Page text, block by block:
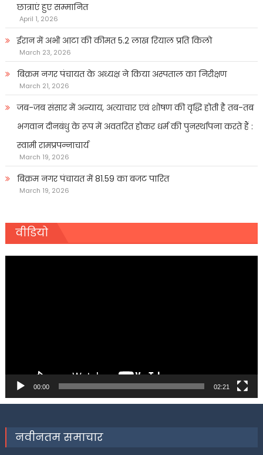
छात्राएं हुए सम्मानित
April 1, 2026
ईरान में अभी आटा की कीमत 5.2 लाख रियाल प्रति किलो
March 23, 2026
बिक्रम नगर पंचायत के अध्यक्ष ने किया अस्पताल का निरीक्षण
March 21, 2026
जब-जब संसार में अन्याय, अत्याचार एवं शोषण की वृद्धि होती है तब-तब
भगवान दीनबंधु के रूप में अवतरित होकर धर्म की पुनर्स्थापना करते हैं :
स्वामी रामप्रपन्नाचार्य
March 19, 2026
बिक्रम नगर पंचायत में 81.59 का बजट पारित
March 19, 2026
वीडियो
00:00 02:21
नवीनतम समाचार